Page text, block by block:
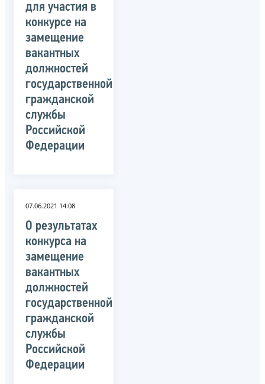
для участия в
конкурсе на
замещение
вакантных
должностей
государственной
гражданской
службы
Российской
Федерации
07.06.2021 14:08
О результатах
конкурса на
замещение
вакантных
должностей
государственной
гражданской
службы
Российской
Федерации